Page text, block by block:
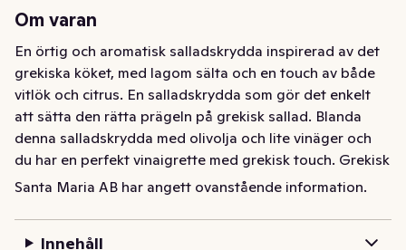
Om varan
En örtig och aromatisk salladskrydda inspirerad av det
grekiska köket, med lagom sälta och en touch av både
vitlök och citrus. En salladskrydda som gör det enkelt
att sätta den rätta prägeln på grekisk sallad. Blanda
denna salladskrydda med olivolja och lite vinäger och
du har en perfekt vinaigrette med grekisk touch. Grekisk
Salladskrydda är även en god smaksättare till grillade
Salladskrydda förvaras torrt och mörkt för att bevara
aromen längre
Santa Maria AB har angett ovanstående information.
Innehåll